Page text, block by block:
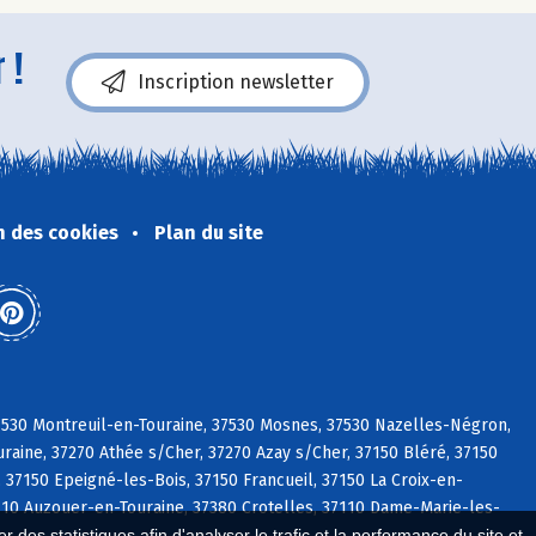
! Inscription newsletter
des cookies Plan du site
Montreuil-en-Touraine, 37530 Mosnes, 37530 Nazelles-Négron,
37270 Athée s/Cher, 37270 Azay s/Cher, 37150 Bléré, 37150
Epeigné-les-Bois, 37150 Francueil, 37150 La Croix-en-
Auzouer-en-Touraine, 37380 Crotelles, 37110 Dame-Marie-les-